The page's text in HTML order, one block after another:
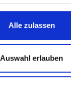
Alle zulassen
Auswahl erlauben